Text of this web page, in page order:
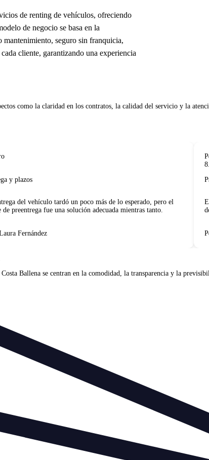
de renting de vehículos, ofreciendo
de negocio se basa en la
mantenimiento, seguro sin franquicia,
cliente, garantizando una experiencia
y plazos
del vehículo tardó un poco más de lo esperado, pero el
preentrega fue una solución adecuada mientras tanto.
Fernández
8.2
El
Ballena se centran en la comodidad, la transparencia y la